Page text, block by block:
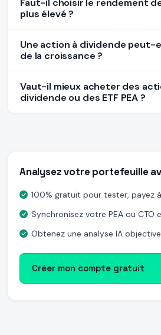
Faut-il choisir le rendement
plus élevé ?
Une action à dividende peut-
de la croissance ?
Vaut-il mieux acheter des
dividende ou des ETF PEA ?
Analysez votre portefeuille
100% gratuit pour tester, payez
Synchronisez votre PEA ou CTO
Obtenez une analyse IA
Créer mon compte gratuit